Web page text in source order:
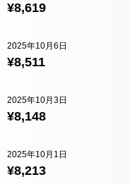
¥8,619
¥8,511
2025年10月6日
¥8,148
2025年10月3日
¥8,213
2025年10月1日